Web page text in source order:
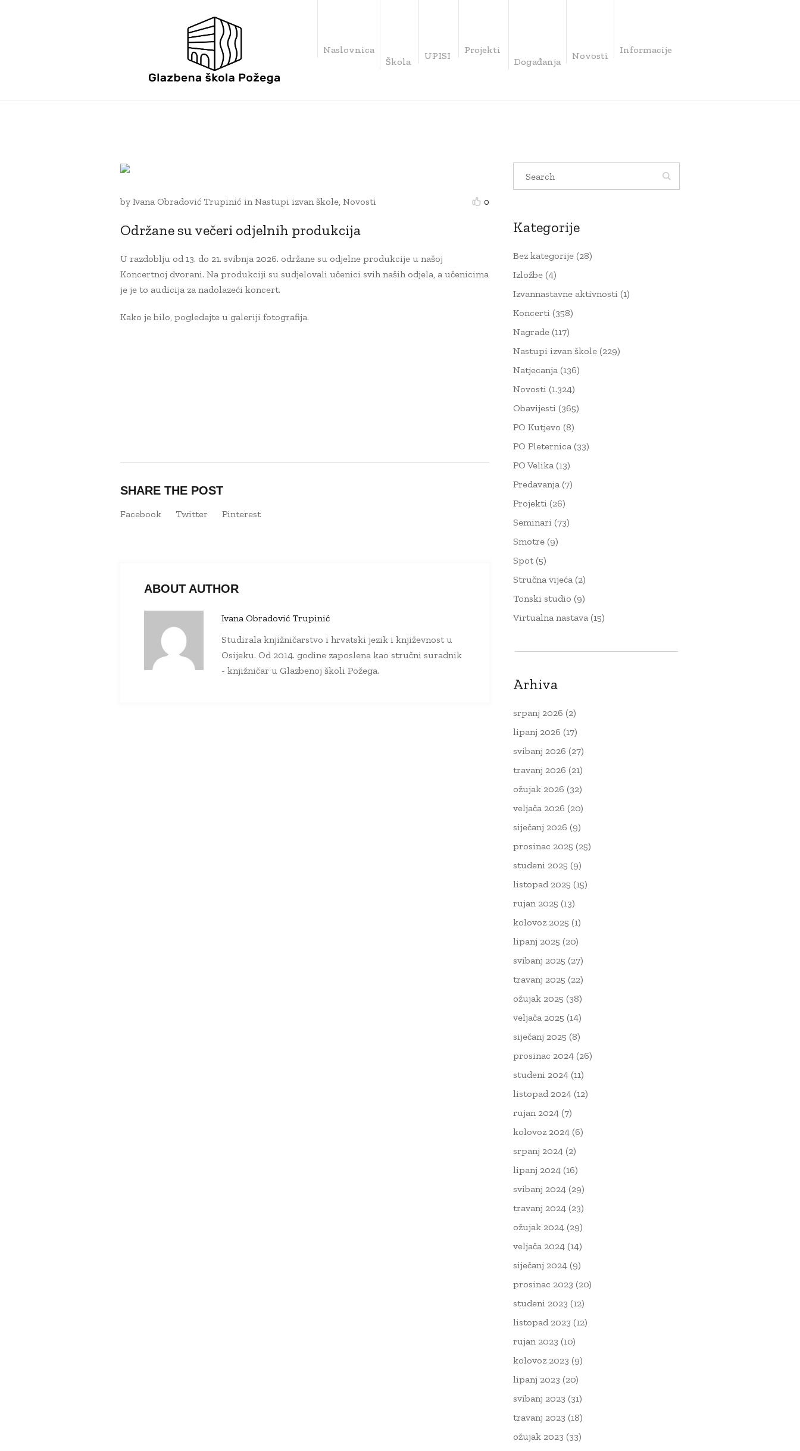
Naslovnica
Škola
UPISI
Projekti
Događanja
Novosti
Informacije
0
by Ivana Obradović Trupinić inNastupi izvan škole, Novosti
Održane su večeri odjelnih produkcija
U razdoblju od 13. do 21. svibnja 2026. održane su odjelne produkcije u našoj
Koncertnoj dvorani. Na produkciji su sudjelovali učenici svih naših odjela, a učenicima
je je to audicija za nadolazeći koncert.
Kako je bilo, pogledajte u galeriji fotografija.
SHARE THE POST
Facebook Twitter Pinterest
ABOUT AUTHOR
Ivana Obradović Trupinić
Studirala knjižničarstvo i hrvatski jezik i književnost u
Osijeku. Od 2014. godine zaposlena kao stručni suradnik
- knjižničar u Glazbenoj školi Požega.
Kategorije
Bez kategorije (28)
Izložbe (4)
Izvannastavne aktivnosti (1)
Koncerti (358)
Nagrade (117)
Nastupi izvan škole (229)
Natjecanja (136)
Novosti (1.324)
Obavijesti (365)
PO Kutjevo (8)
PO Pleternica (33)
PO Velika (13)
Predavanja (7)
Projekti (26)
Seminari (73)
Smotre (9)
Spot(5)
Stručna vijeća (2)
Tonski studio (9)
Virtualna nastava (15)
Arhiva
srpanj 2026 (2)
lipanj 2026 (17)
svibanj 2026 (27)
travanj 2026 (21)
ožujak 2026 (32)
veljača 2026 (20)
siječanj 2026 (9)
prosinac 2025 (25)
studeni 2025 (9)
listopad 2025 (15)
rujan 2025 (13)
kolovoz 2025 (1)
lipanj 2025 (20)
svibanj 2025 (27)
travanj 2025 (22)
ožujak 2025 (38)
veljača 2025 (14)
siječanj 2025 (8)
prosinac 2024 (26)
studeni 2024 (11)
listopad 2024 (12)
rujan 2024 (7)
kolovoz 2024 (6)
srpanj 2024 (2)
lipanj 2024 (16)
svibanj 2024 (29)
travanj 2024 (23)
ožujak 2024 (29)
veljača 2024 (14)
siječanj 2024 (9)
prosinac 2023 (20)
studeni 2023 (12)
listopad 2023 (12)
rujan 2023 (10)
kolovoz 2023 (9)
lipanj 2023 (20)
svibanj 2023 (31)
travanj 2023 (18)
ožujak 2023 (33)